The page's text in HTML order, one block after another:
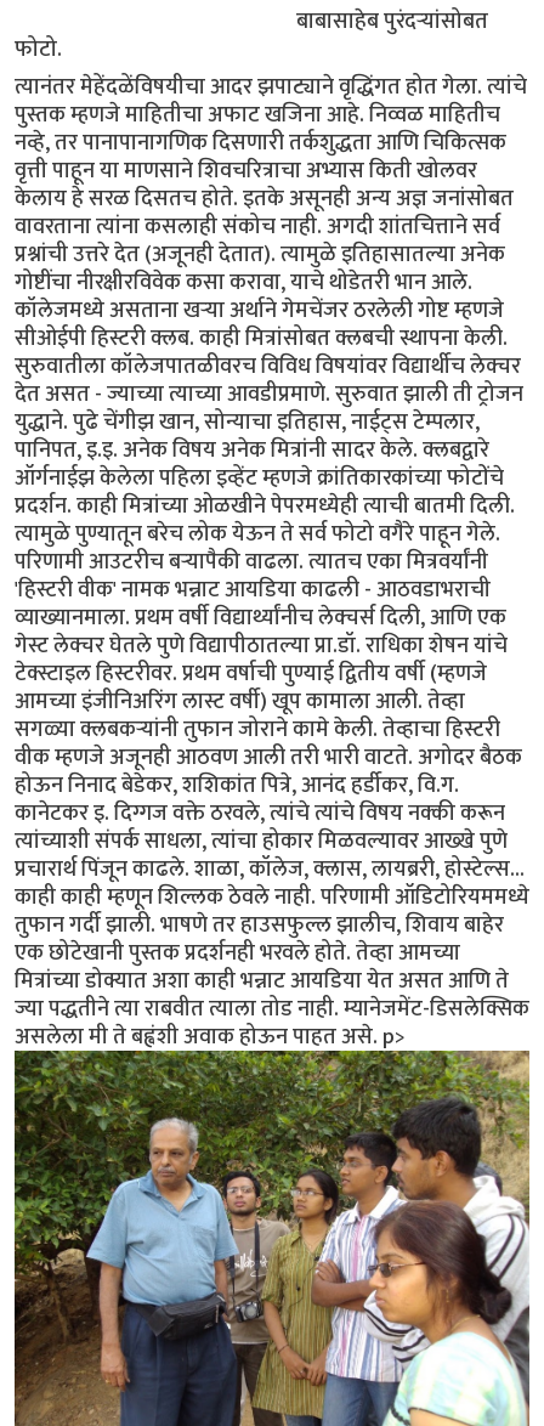
बाबासाहेब पुरंदर्‍यांसोबत
फोटो.
त्यानंतर मेहेंदळेंविषयीचा आदर झपाट्याने वृद्धिंगत होत गेला. त्यांचे
पुस्तक म्हणजे माहितीचा अफाट खजिना आहे. निव्वळ माहितीच
नव्हे, तर पानापानागणिक दिसणारी तर्कशुद्धता आणि चिकित्सक
वृत्ती पाहून या माणसाने शिवचरित्राचा अभ्यास किती खोलवर
केलाय हे सरळ दिसतच होते. इतके असूनही अन्य अज्ञ जनांसोबत
वावरताना त्यांना कसलाही संकोच नाही. अगदी शांतचित्ताने सर्व
प्रश्नांची उत्तरे देत (अजूनही देतात). त्यामुळे इतिहासातल्या अनेक
गोष्टींचा नीरक्षीरविवेक कसा करावा, याचे थोडेतरी भान आले.
कॉलेजमध्ये असताना खर्‍या अर्थाने गेमचेंजर ठरलेली गोष्ट म्हणजे
सीओईपी हिस्टरी क्लब. काही मित्रांसोबत क्लबची स्थापना केली.
सुरुवातीला कॉलेजपातळीवरच विविध विषयांवर विद्यार्थीच लेक्चर
देत असत - ज्याच्या त्याच्या आवडीप्रमाणे. सुरुवात झाली ती ट्रोजन
युद्धाने. पुढे चेंगीझ खान, सोन्याचा इतिहास, नाईट्स टेम्पलार,
पानिपत, इ.इ. अनेक विषय अनेक मित्रांनी सादर केले. क्लबद्वारे
ऑर्गनाईझ केलेला पहिला इव्हेंट म्हणजे क्रांतिकारकांच्या फोटोंचे
प्रदर्शन. काही मित्रांच्या ओळखीने पेपरमध्येही त्याची बातमी दिली.
त्यामुळे पुण्यातून बरेच लोक येऊन ते सर्व फोटो वगैरे पाहून गेले.
परिणामी आउटरीच बर्‍यापैकी वाढला. त्यातच एका मित्रवर्यांनी
'हिस्टरी वीक' नामक भन्नाट आयडिया काढली - आठवडाभराची
व्याख्यानमाला. प्रथम वर्षी विद्यार्थ्यांनीच लेक्चर्स दिली, आणि एक
गेस्ट लेक्चर घेतले पुणे विद्यापीठातल्या प्रा.डॉ. राधिका शेषन यांचे
टेक्स्टाइल हिस्टरीवर. प्रथम वर्षाची पुण्याई द्वितीय वर्षी (म्हणजे
आमच्या इंजीनिअरिंग लास्ट वर्षी) खूप कामाला आली. तेव्हा
सगळ्या क्लबकर्‍यांनी तुफान जोराने कामे केली. तेव्हाचा हिस्टरी
वीक म्हणजे अजूनही आठवण आली तरी भारी वाटते. अगोदर बैठक
होऊन निनाद बेडेकर, शशिकांत पित्रे, आनंद हर्डीकर, वि.ग.
कानेटकर इ. दिग्गज वक्ते ठरवले, त्यांचे त्यांचे विषय नक्की करून
त्यांच्याशी संपर्क साधला, त्यांचा होकार मिळवल्यावर आख्खे पुणे
प्रचारार्थ पिंजून काढले. शाळा, कॉलेज, क्लास, लायब्ररी, होस्टेल्स...
काही काही म्हणून शिल्लक ठेवले नाही. परिणामी ऑडिटोरियममध्ये
तुफान गर्दी झाली. भाषणे तर हाउसफुल्ल झालीच, शिवाय बाहेर
एक छोटेखानी पुस्तक प्रदर्शनही भरवले होते. तेव्हा आमच्या
मित्रांच्या डोक्यात अशा काही भन्नाट आयडिया येत असत आणि ते
ज्या पद्धतीने त्या राबवीत त्याला तोड नाही. म्यानेजमेंट-डिसलेक्सिक
असलेला मी ते बह्वंशी अवाक होऊन पाहत असे. p>